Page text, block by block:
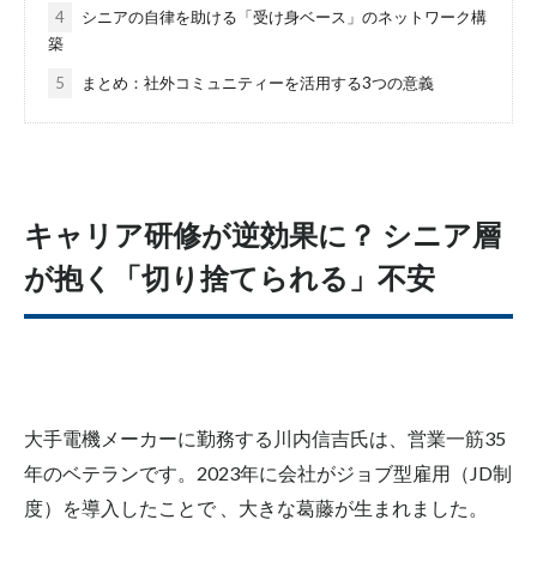
4
シニアの自律を助ける「受け身ベース」のネットワーク構
築
5 まとめ：社外コミュニティーを活用する3つの意義
キャリア研修が逆効果に？ シニア層
が抱く「切り捨てられる」不安
大手電機メーカーに勤務する川内信吉氏は、営業一筋35
年のベテランです。2023年に会社がジョブ型雇用（JD制
度）を導入したことで 、大きな葛藤が生まれました。